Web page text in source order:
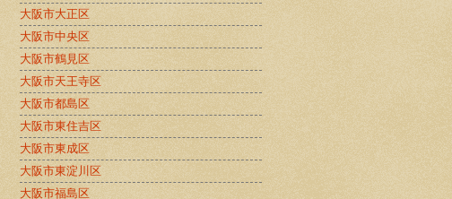
大阪市大正区
大阪市中央区
大阪市鶴見区
大阪市天王寺区
大阪市都島区
大阪市東住吉区
大阪市東成区
大阪市東淀川区
大阪市福島区